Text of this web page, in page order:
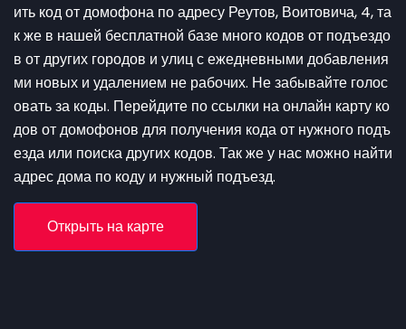
ить код от домофона по адресу Реутов, Воитовича, 4, та
к же в нашей бесплатной базе много кодов от подъездо
в от других городов и улиц с ежедневными добавления
ми новых и удалением не рабочих. Не забывайте голос
овать за коды. Перейдите по ссылки на онлайн карту ко
дов от домофонов для получения кода от нужного подъ
езда или поиска других кодов. Так же у нас можно найти
адрес дома по коду и нужный подъезд.
Открыть на карте